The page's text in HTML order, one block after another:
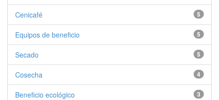
5
Cenicafé
5
Equipos de beneficio
5
Secado
4
Cosecha
3
Beneficio ecológico